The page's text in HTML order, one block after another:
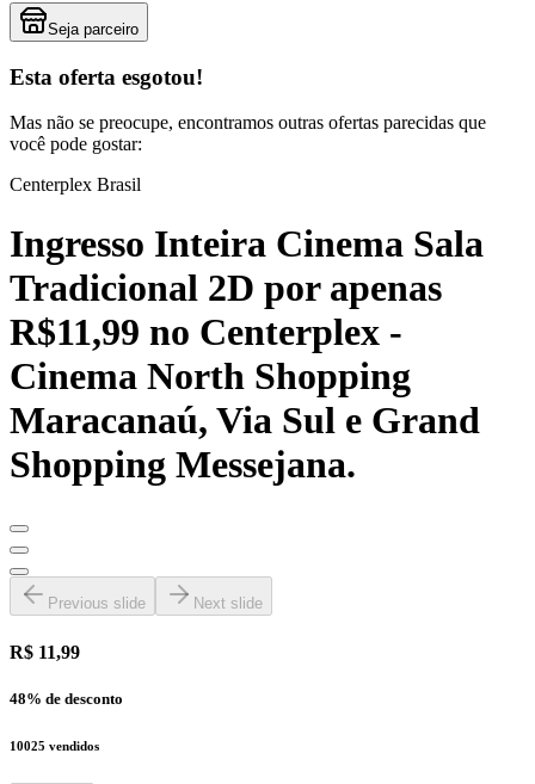
Seja parceiro
Esta oferta esgotou!
Mas não se preocupe, encontramos outras ofertas parecidas que
você pode gostar:
Centerplex Brasil
Ingresso Inteira Cinema Sala
Tradicional 2D por apenas
R$11,99 no Centerplex -
Cinema North Shopping
Maracanaú, Via Sul e Grand
Shopping Messejana.
Previous slide Next slide
R$ 11,99
48% de desconto
10025 vendidos